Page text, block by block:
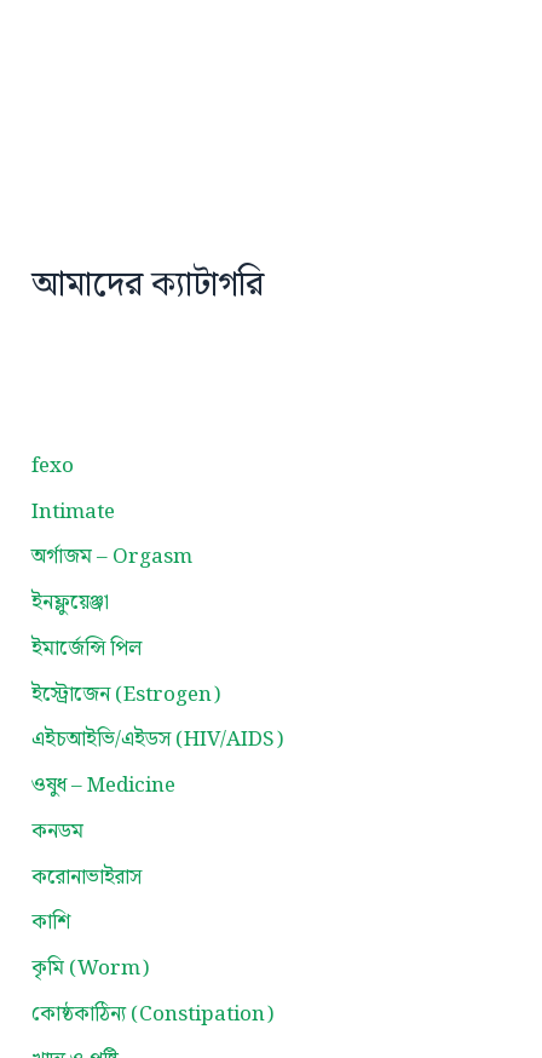
আমাদের ক্যাটাগরি
fexo
Intimate
অর্গাজম – Orgasm
ইনফ্লুয়েঞ্জা
ইমার্জেন্সি পিল
ইস্ট্রোজেন (Estrogen)
এইচআইভি/এইডস (HIV/AIDS)
ওষুধ – Medicine
কনডম
করোনাভাইরাস
কাশি
কৃমি (Worm)
কোষ্ঠকাঠিন্য (Constipation)